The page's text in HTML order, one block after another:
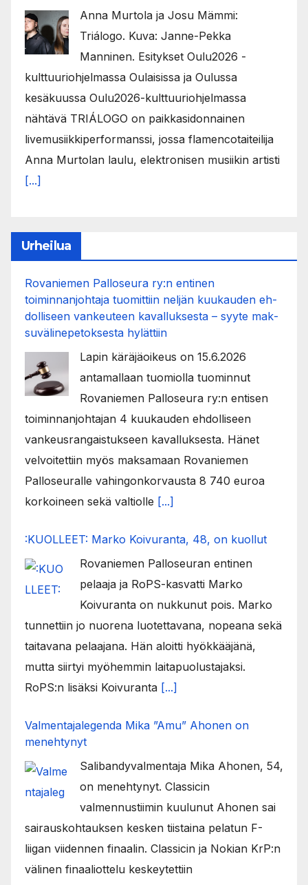
Anna Murtola ja Josu Mämmi:
Triálogo. Kuva: Janne-Pekka
Manninen. Esitykset Oulu2026 -
kulttuuriohjelmassa Oulaisissa ja Oulussa
kesäkuussa Oulu2026-kulttuuriohjelmassa
nähtävä TRIÁLOGO on paikkasidonnainen
livemusiikkiperformanssi, jossa flamencotaiteilija
Anna Murtolan laulu, elektronisen musiikin artisti
[...]
Urheilua
Rovaniemen Palloseura ry:n entinen
toiminnanjohtaja tuo­mit­tiin neljän kuu­kau­den eh­
dol­li­seen van­keu­teen ka­val­luk­ses­ta – syyte mak­
su­vä­li­ne­pe­tok­ses­ta hy­lät­tiin
Lapin käräjäoikeus on 15.6.2026
antamallaan tuomiolla tuominnut
Rovaniemen Palloseura ry:n entisen
toiminnanjohtajan 4 kuukauden ehdolliseen
vankeusrangaistukseen kavalluksesta. Hänet
velvoitettiin myös maksamaan Rovaniemen
Palloseuralle vahingonkorvausta 8 740 euroa
korkoineen sekä valtiolle [...]
:KUOLLEET: Marko Koivuranta, 48, on kuollut
Rovaniemen Palloseuran entinen
pelaaja ja RoPS-kasvatti Marko
Koivuranta on nukkunut pois. Marko
tunnettiin jo nuorena luotettavana, nopeana sekä
taitavana pelaajana. Hän aloitti hyökkääjänä,
mutta siirtyi myöhemmin laitapuolustajaksi.
RoPS:n lisäksi Koivuranta [...]
Valmentajalegenda Mika ”Amu” Ahonen on
menehtynyt
Salibandyvalmentaja Mika Ahonen, 54,
on menehtynyt. Classicin
valmennustiimin kuulunut Ahonen sai
sairauskohtauksen kesken tiistaina pelatun F-
liigan viidennen finaalin. Classicin ja Nokian KrP:n
välinen finaaliottelu keskeytettiin